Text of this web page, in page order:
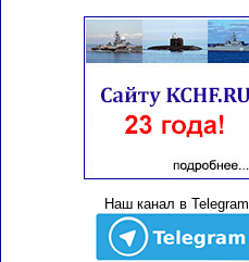
Наш канал в Telegram